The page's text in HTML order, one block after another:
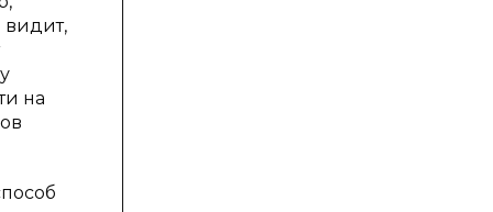
видит,
на